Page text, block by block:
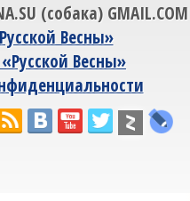
(собака) GMAIL.COM
Весны»
Весны»